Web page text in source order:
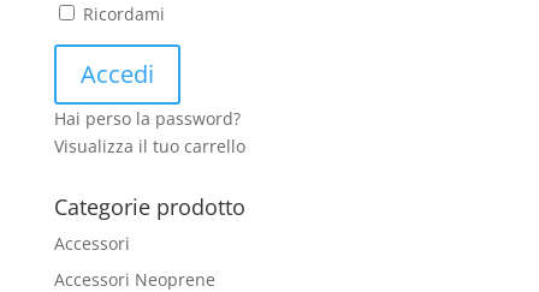
Ricordami
Hai perso la password?
Visualizza il tuo carrello
Categorie prodotto
Accessori
Accessori Neoprene